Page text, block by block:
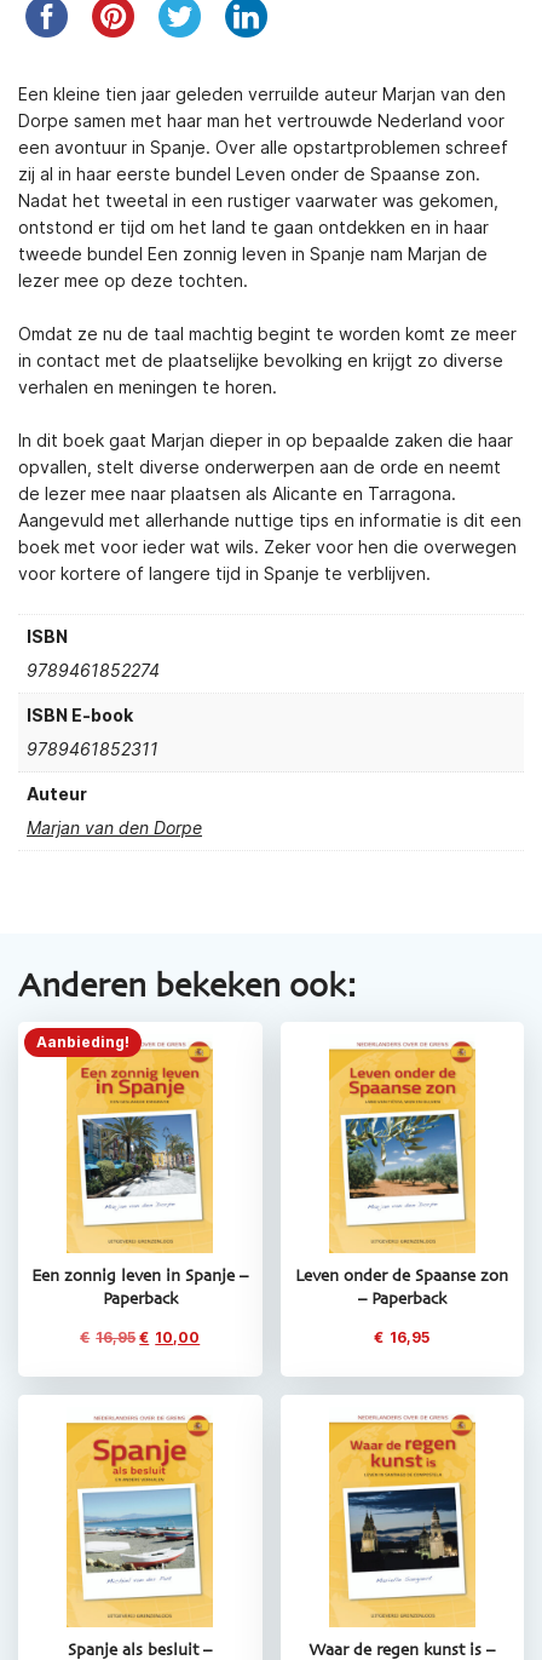
Een kleine tien jaar geleden verruilde auteur Marjan van den
Dorpe samen met haar man het vertrouwde Nederland voor
een avontuur in Spanje. Over alle opstartproblemen schreef
zij al in haar eerste bundel Leven onder de Spaanse zon.
Nadat het tweetal in een rustiger vaarwater was gekomen,
ontstond er tijd om het land te gaan ontdekken en in haar
tweede bundel Een zonnig leven in Spanje nam Marjan de
lezer mee op deze tochten.
Omdat ze nu de taal machtig begint te worden komt ze meer
in contact met de plaatselijke bevolking en krijgt zo diverse
verhalen en meningen te horen.
In dit boek gaat Marjan dieper in op bepaalde zaken die haar
opvallen, stelt diverse onderwerpen aan de orde en neemt
de lezer mee naar plaatsen als Alicante en Tarragona.
Aangevuld met allerhande nuttige tips en informatie is dit een
boek met voor ieder wat wils. Zeker voor hen die overwegen
voor kortere of langere tijd in Spanje te verblijven.
ISBN
9789461852274
ISBN E-book
9789461852311
Auteur
Marjan van den Dorpe
Anderen bekeken ook:
Aanbieding!
Een zonnig leven in Spanje –
Paperback
€ 16,95Oorspronkelijke
was:
€16,95.
€ 10,00
is:
€10,00.
Leven onder de Spaanse zon
– Paperback
€ 16,95
Spanje als besluit –
Waar de regen kunst is –